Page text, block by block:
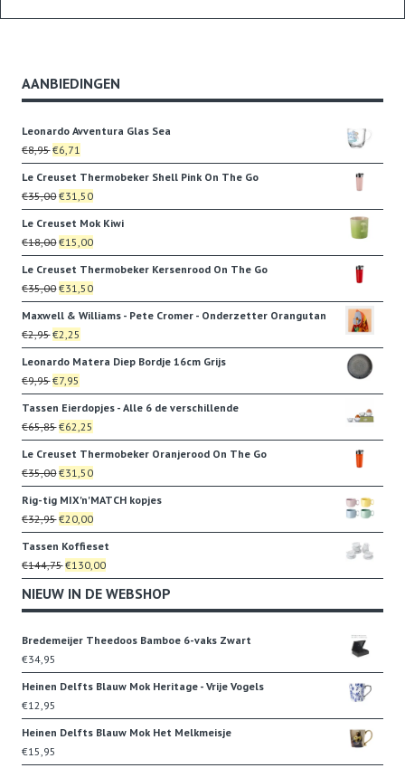
AANBIEDINGEN
Leonardo Avventura Glas Sea
€8,95Oorspronkelijke
prijs
was:
€8,95.
€6,71
prijs
is:
€6,71.
Le Creuset Thermobeker Shell Pink On The Go
€35,00Oorspronkelijke
prijs
was:
€35,00.
€31,50Huidige
prijs
is:
€31,50.
Le Creuset Mok Kiwi
€18,00Oorspronkelijke
prijs
was:
€18,00.
€15,00Huidige
prijs
is:
€15,00.
Le Creuset Thermobeker Kersenrood On The Go
€35,00Oorspronkelijke
prijs
was:
€35,00.
€31,50Huidige
prijs
Maxwell & Williams - Pete Cromer - Onderzetter Orangutan
€2,95Oorspronkelijke
prijs
was:
€2,95.
€2,25
prijs
Leonardo Matera Diep Bordje 16cm Grijs
€9,95Oorspronkelijke
prijs
was:
€9,95.
€7,95
prijs
is:
€7,95.
Tassen Eierdopjes - Alle 6 de verschillende
€65,85Oorspronkelijke
prijs
was:
€65,85.
€62,25
prijs
is:
€62,25.
Le Creuset Thermobeker Oranjerood On The Go
€35,00Oorspronkelijke
prijs
was:
€35,00.
€31,50Huidige
prijs
is:
€31,50.
Rig-tig MIX'n'MATCH kopjes
€32,95Oorspronkelijke
prijs
was:
€32,95.
€20,00Huidige
prijs
is:
€20,00.
Tassen Koffieset
€144,75Oorspronkelijke
prijs
was:
€130,00Huidige
prijs
is:
NIEUW IN DE WEBSHOP
Bredemeijer Theedoos Bamboe 6-vaks Zwart
€34,95
Heinen Delfts Blauw Mok Heritage - Vrije Vogels
€12,95
Heinen Delfts Blauw Mok Het Melkmeisje
€15,95